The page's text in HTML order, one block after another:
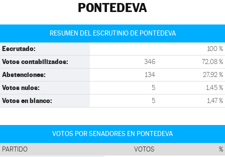
PONTEDEVA
RESUMEN DEL ESCRUTINIO DE PONTEDEVA
Escrutado: 100 %
Votos contabilizados: 346 72,08 %
Abstenciones: 134 27,92 %
Votos nulos: 5 1,45 %
Votos en blanco: 5 1,47 %
VOTOS POR SENADORES EN PONTEDEVA
PARTIDO VOTOS %